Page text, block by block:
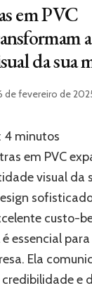
em PVC
a
da sua
de fevereiro de
4 minutos
em PVC
visual da
custo-
essencial para
Ela
e